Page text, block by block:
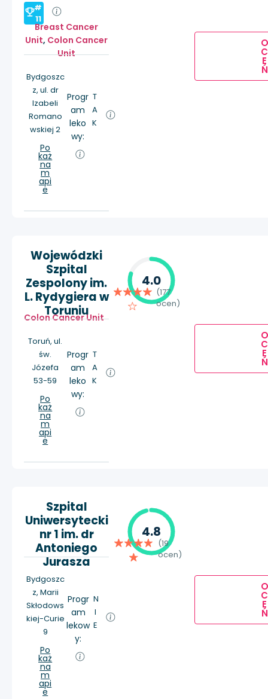
#
11
Breast Cancer
Unit, Colon Cancer
Unit
Bydgoszc
z, ul. dr
Izabeli
Romano
wskiej 2
Po
każ
na
m
api
e
Progr
am
leko
wy:
T
A
K
O
C
E
Ń
Wojewódzki
Szpital
Zespolony im.
L. Rydygiera w
Toruniu
Colon Cancer Unit
Toruń, ul.
św.
Józefa
53-59
Po
każ
na
m
api
e
Progr
am
leko
wy:
T
A
K
4.0
(177
ocen)
O
C
E
Ń
Szpital
Uniwersytecki
nr 1 im. dr
Antoniego
Jurasza
Bydgoszc
z, Marii
Skłodows
kiej-Curie
9
Po
każ
na
m
api
e
Progr
am
lekow
y:
N
I
E
4.8
(19
ocen)
O
C
E
Ń